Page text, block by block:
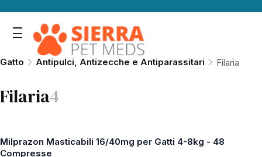
Gatto Antipulci, Antizecche e Antiparassitari Filaria
Filaria4
Milprazon Masticabili 16/40mg per Gatti 4-8kg - 48
Compresse